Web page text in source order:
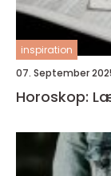
inspiration
07. September
Horoskop: